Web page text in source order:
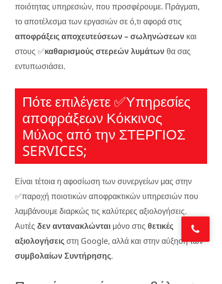
ποιότητας υπηρεσιών, που προσφέρουμε. Πράγματι,
το αποτέλεσμα των εργασιών σε ό,τι αφορά στις
αποφράξεις αποχευτεύσεων – σωληνώσεων και
στους ✅καθαρισμούς στερεών λυμάτωνθα σας
εντυπωσιάσει.
Πότε επιλέγετε ✅Υπηρεσίες
απoφράξεων Κόκκινος
Μύλος από την ΣΤΕΡΓΙΟΣ
SERVICES;
Είναι τέτοια η αφοσίωση των συνεργείων μας στην
✅παροχή ποιοτικών αποφρακτικών υπηρεσιών που
λαμβάνουμε διαρκώς τις καλύτερες αξιολογήσεις.
Αυτές δεν αντανακλώνται μόνο στις θετικές
αξιολογήσειςστη Google, αλλά και στην αύξηση των
συμβολαίων Συντήρησης.